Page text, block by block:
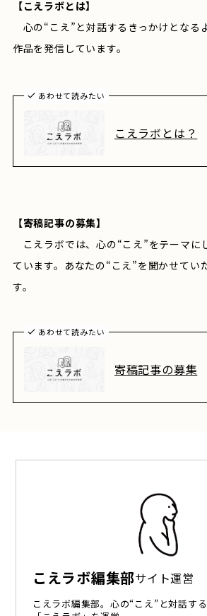
【こえラボとは】
心の“こえ”と対話するきっかけとなる
作品を発信しています。
あわせて読みたい
こえラボとは？
【寄稿記事の募集】
こえラボでは、心の“こえ”をテーマに
ています。あなたの“こえ”を聞かせてい
す。
あわせて読みたい
寄稿記事の募集
こえラボ編集部サイト運営
こえラボ編集部。心の“こえ”と対話す